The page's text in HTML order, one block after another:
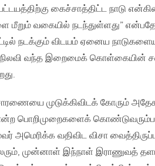
கைச்சாத்திட்ட நாடு
வகையில் நடந்துள்ளது” என்பதே
நடக்கும் விடயம் ஏனைய
நிலவி வந்த இறைமைக் கொள்கையின்
முடுக்கிவிடக் கோரும்
பொறிமுறைகளைக்
அமெரிக்க வதிவிட விசா
முன்னாள் இந்நாள் இராணுவத்